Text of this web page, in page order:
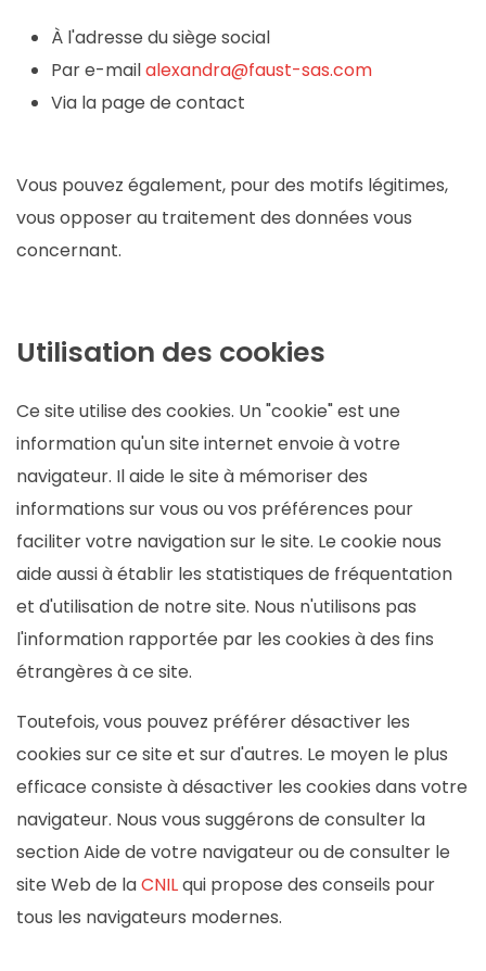
À l'adresse du siège social
Par e-mailalexandra@faust-sas.com
Via la page de contact
Vous pouvez également, pour des motifs légitimes,
vous opposer au traitement des données vous
concernant.
Utilisation des cookies
Ce site utilise des cookies. Un "cookie" est une
information qu'un site internet envoie à votre
navigateur. Il aide le site à mémoriser des
informations sur vous ou vos préférences pour
faciliter votre navigation sur le site. Le cookie nous
aide aussi à établir les statistiques de fréquentation
et d'utilisation de notre site. Nous n'utilisons pas
l'information rapportée par les cookies à des fins
étrangères à ce site.
Toutefois, vous pouvez préférer désactiver les
cookies sur ce site et sur d'autres. Le moyen le plus
efficace consiste à désactiver les cookies dans votre
navigateur. Nous vous suggérons de consulter la
section Aide de votre navigateur ou de consulter le
site Web de laCNILqui propose des conseils pour
tous les navigateurs modernes.